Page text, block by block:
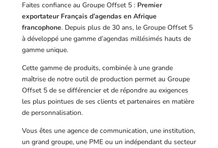
Faites confiance au Groupe Offset 5 : Premier
exportateur Français d’agendas en Afrique
francophone. Depuis plus de 30 ans, le Groupe Offset 5
à développé une gamme d’agendas millésimés hauts de
gamme unique.
Cette gamme de produits, combinée à une grande
maîtrise de notre outil de production permet au Groupe
Offset 5 de se différencier et de répondre au exigences
les plus pointues de ses clients et partenaires en matière
de personnalisation.
Vous êtes une agence de communication, une institution,
un grand groupe, une PME ou un indépendant du secteur